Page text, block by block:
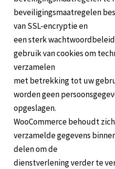
beveiligingsmaatregelen
van SSL-encryptie en
een sterk
gebruik van cookies om
verzamelen
met betrekking tot uw
worden geen
opgeslagen.
WooCommerce behoudt
verzamelde gegevens
delen om de
dienstverlening verder te